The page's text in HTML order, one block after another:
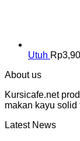
Utuh Rp
About us
Kursicafe.net
makan kayu solid
Latest News